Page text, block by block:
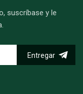
suscríbase y le
Entregar